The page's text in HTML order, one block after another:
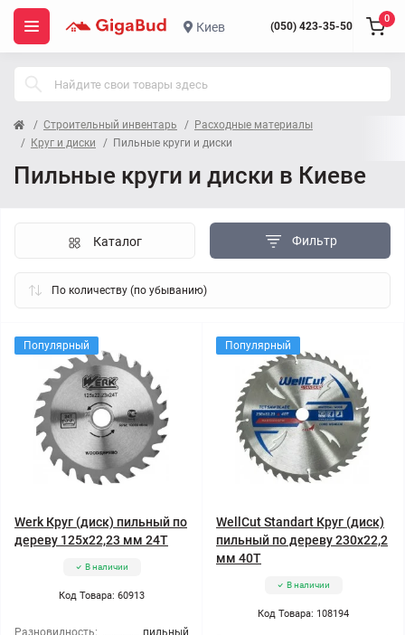
Киев (050) 423-35-50
0
Строительный инвентарь
Расходные материалы
Круг и диски
Пильные круги и диски
Пильные круги и диски в Киеве
Фильтр
Каталог
Популярный
Werk Круг (диск) пильный по
дереву 125x22,23 мм 24Т
В наличии
Код Товара: 60913
Разновидность:
пильный
Популярный
WellCut Standart Круг (диск)
пильный по дереву 230x22,2
мм 40Т
В наличии
Код Товара: 108194